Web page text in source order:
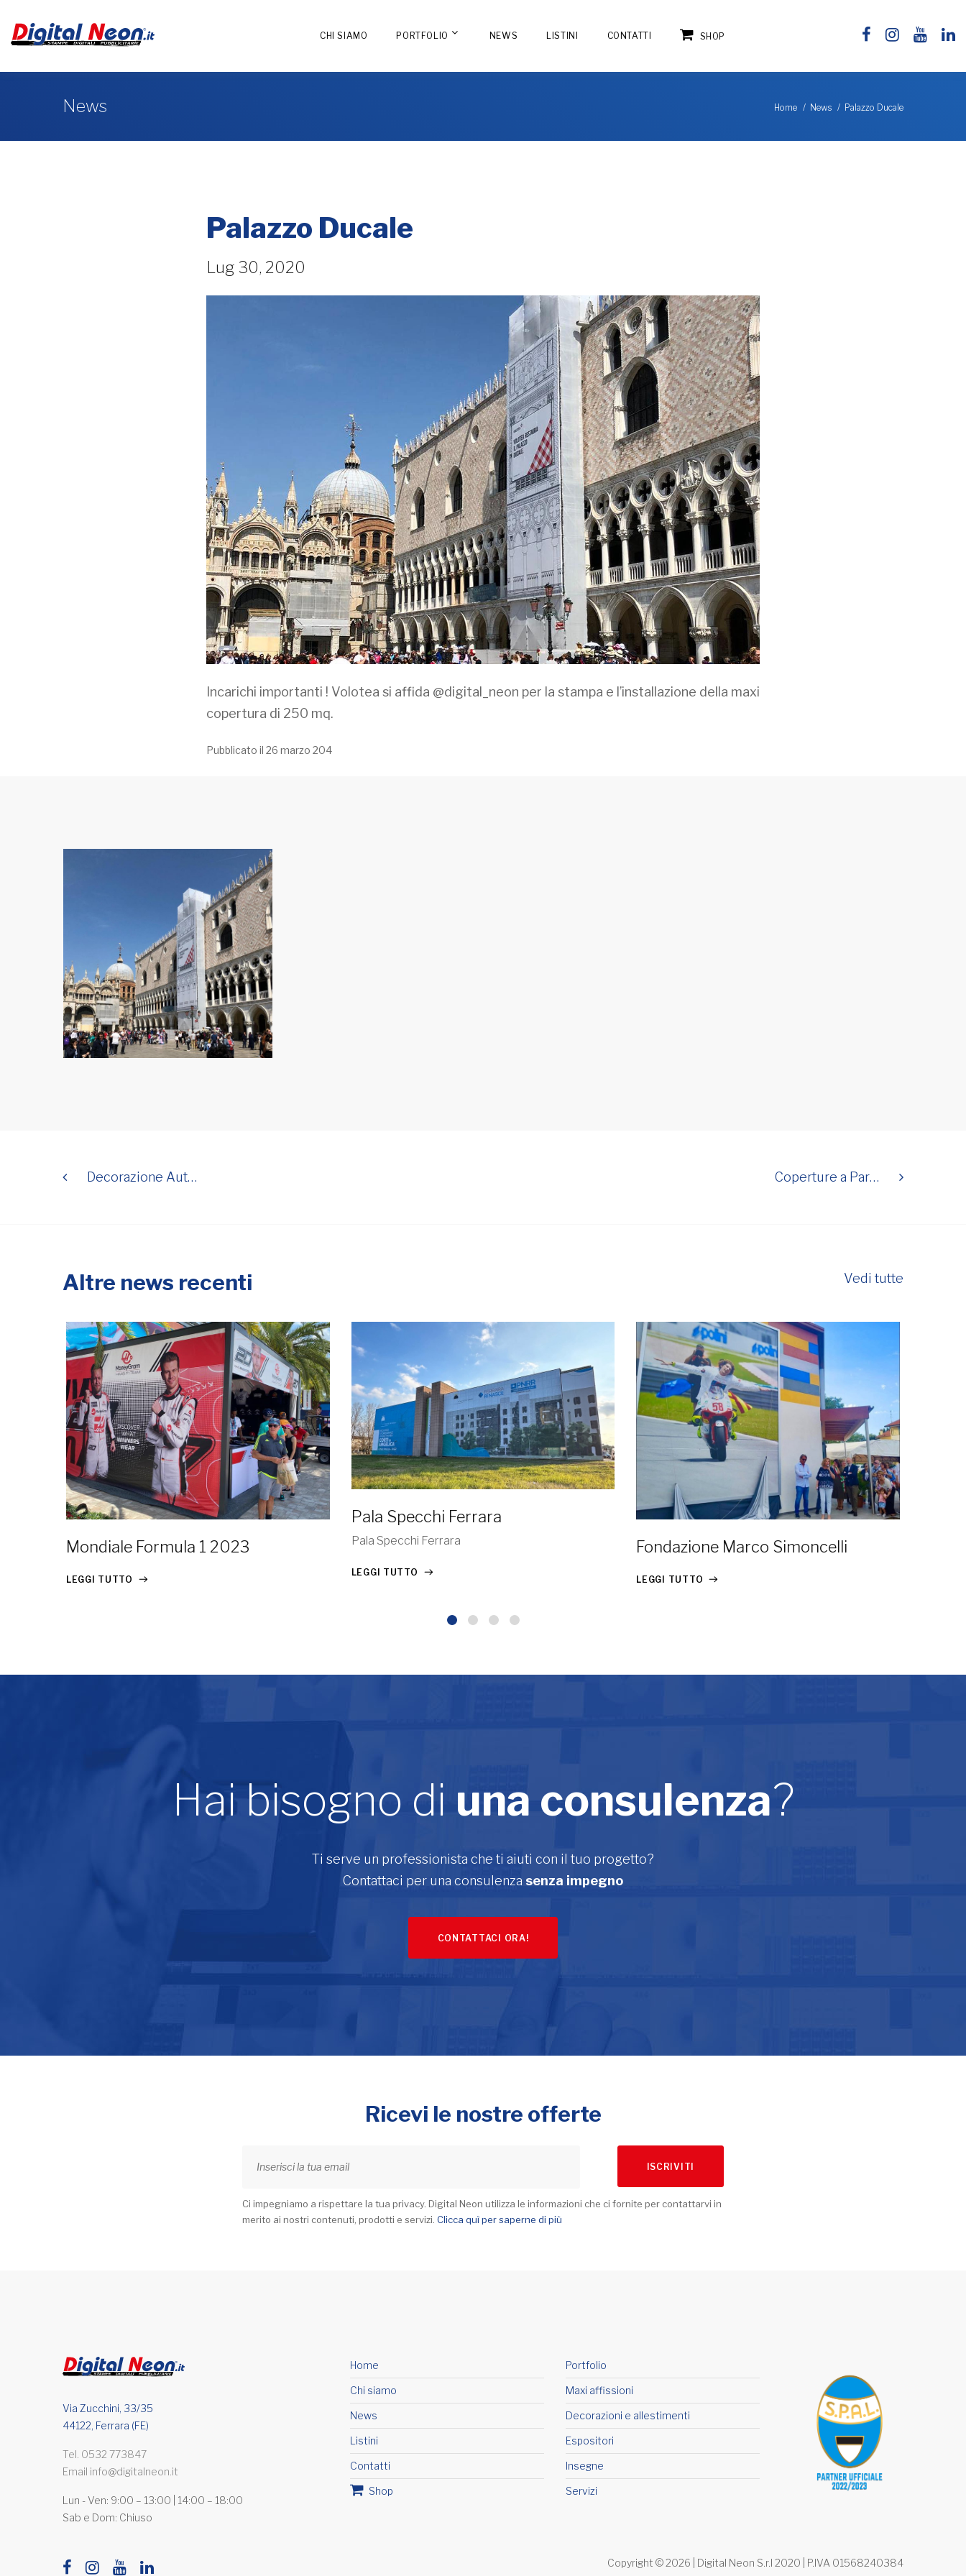
CHI SIAMO PORTFOLIO NEWS LISTINI CONTATTI SHOP
News Home News Palazzo Ducale
Palazzo Ducale
Lug 30, 2020
Incarichi importanti ! Volotea si affida @digital_neon per la stampa e l’installazione della maxi
copertura di 250 mq.
Pubblicato il 26 marzo 204
Decorazione Aut… Coperture a Par…
Altre news recenti Vedi tutte
Mondiale Formula 1 2023
LEGGI TUTTO
Pala Specchi Ferrara
Pala Specchi Ferrara
LEGGI TUTTO
Fondazione Marco Simoncelli
LEGGI TUTTO
Hai bisogno di una consulenza?
Ti serve un professionista che ti aiuti con il tuo progetto?
Contattaci per una consulenza senza impegno
CONTATTACI ORA!
Ricevi le nostre offerte
ISCRIVITI
Ci impegniamo a rispettare la tua privacy. Digital Neon utilizza le informazioni che ci fornite per contattarvi in
merito ai nostri contenuti, prodotti e servizi. Clicca quì per saperne di più
Via Zucchini, 33/35
44122, Ferrara (FE)
Tel. 0532 773847
Email info@digitalneon.it
Lun - Ven: 9:00 – 13:00 | 14:00 – 18:00
Sab e Dom: Chiuso
Home
Chi siamo
News
Listini
Contatti
Shop
Portfolio
Maxi affissioni
Decorazioni e allestimenti
Espositori
Insegne
Servizi
Copyright ©2026 | Digital Neon S.r.l 2020 | P.IVA 01568240384